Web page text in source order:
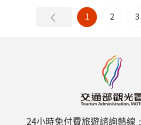
1 2 3
24小時免付費旅遊諮詢熱線：